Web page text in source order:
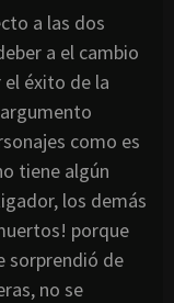
a las dos
a el cambio
éxito de la
como es
tiene algún
los demás
porque
sorprendió de
no se